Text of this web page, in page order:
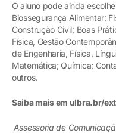
O aluno pode ainda
Biossegurança Alimentar;
Construção Civil; Boas
Física, Gestão
de Engenharia, Física,
Matemática; Química;
outros.
Saiba mais em ulbra.br/
Assessoria de